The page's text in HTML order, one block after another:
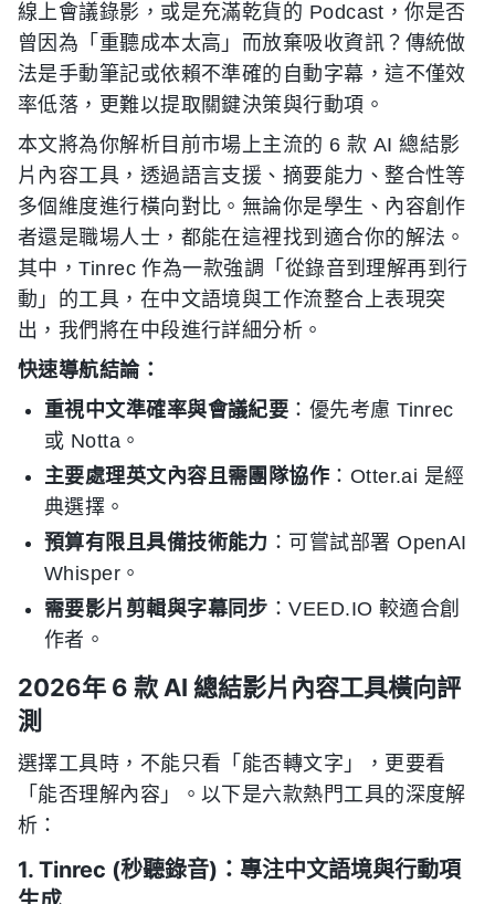
線上會議錄影，或是充滿乾貨的 Podcast，你是否
曾因為「重聽成本太高」而放棄吸收資訊？傳統做
法是手動筆記或依賴不準確的自動字幕，這不僅效
率低落，更難以提取關鍵決策與行動項。
本文將為你解析目前市場上主流的 6 款 AI 總結影
片內容工具，透過語言支援、摘要能力、整合性等
多個維度進行橫向對比。無論你是學生、內容創作
者還是職場人士，都能在這裡找到適合你的解法。
其中，Tinrec 作為一款強調「從錄音到理解再到行
動」的工具，在中文語境與工作流整合上表現突
出，我們將在中段進行詳細分析。
快速導航結論：
重視中文準確率與會議紀要 ：優先考慮 Tinrec
或 Notta。
主要處理英文內容且需團隊協作 ：Otter.ai 是經
典選擇。
預算有限且具備技術能力 ：可嘗試部署 OpenAI
Whisper。
需要影片剪輯與字幕同步 ：VEED.IO 較適合創
作者。
2026年 6 款 AI 總結影片內容工具橫向評
測
選擇工具時，不能只看「能否轉文字」，更要看
「能否理解內容」。以下是六款熱門工具的深度解
析：
1. Tinrec (秒聽錄音)：專注中文語境與行動項